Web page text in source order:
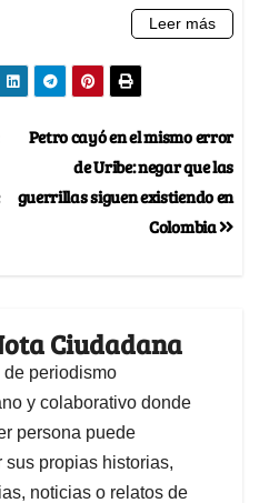
Petro cayó en el mismo error
de Uribe: negar que las
guerrillas siguen existiendo en
Colombia
Ciudadana
de periodismo
y colaborativo donde
persona puede
sus propias historias,
noticias o relatos de